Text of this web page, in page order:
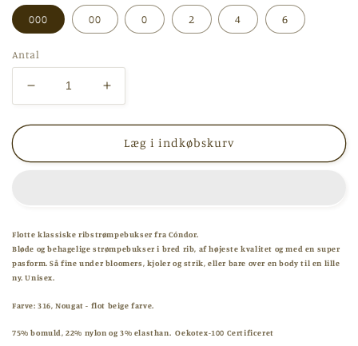
000 00 0 2 4 6
Antal
Reducer
antallet
for
-
Øg
antallet
for
Cóndor
-
Læg i indkøbskurv
Flotte klassiske ribstrømpebukser fra Cóndor.
Bløde og behagelige strømpebukser i bred rib, af højeste kvalitet og med en super
pasform. Så fine under bloomers, kjoler og strik, eller bare over en body til en lille
ny. Unisex.
Farve: 316, Nougat - flot beige farve.
75% bomuld, 22% nylon og 3% elasthan. Oekotex-100 Certificeret